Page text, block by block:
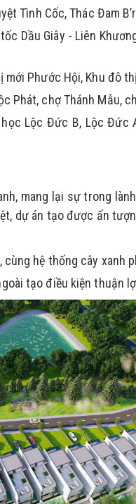
Tình Cốc, Thác Đam
Dầu Giây - Liên
Phước Hội, Khu đô
Phát, chợ Thánh Mẫu,
Lộc Đức B, Lộc Đức
mang lại sự trong
dự án tạo được ấn
hệ thống cây xanh
tạo điều kiện thuận